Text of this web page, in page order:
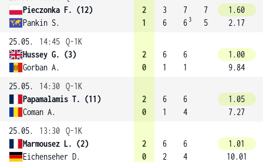
Pieczonka F. (12)
Pankin S.
2
1
3
6
7
6 3
7
5
1.60
2.17
25.05.
14:45 Q-1K
Hussey G. (3)
Gorban A.
2
0
6
1
6
1
1.00
9.84
25.05.
14:30 Q-1K
Papamalamis T. (11)
Coman A.
2
0
6
1
6
4
1.05
7.27
25.05.
13:30 Q-1K
Marmousez L. (2)
Eichenseher D.
2
0
6
2
6
4
1.01
10.01